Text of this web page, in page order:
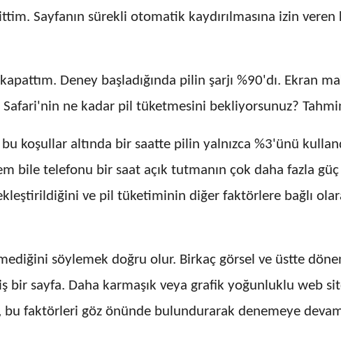
Sayfanın sürekli otomatik kaydırılmasına izin
Deney başladığında pilin şarjı %90'dı. Ekran
Safari'nin ne kadar pil tüketmesini bekliyorsunuz?
koşullar altında bir saatte pilin yalnızca %3'ünü
bile telefonu bir saat açık tutmanın çok daha fazla
ve pil tüketiminin diğer faktörlere bağlı
söylemek doğru olur. Birkaç görsel ve üstte
sayfa. Daha karmaşık veya grafik yoğunluklu web
faktörleri göz önünde bulundurarak denemeye